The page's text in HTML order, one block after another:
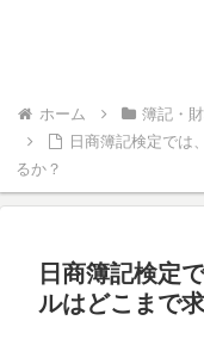
ホーム 簿記・
日商簿記検定では
るか？
日商簿記検定
ルはどこまで